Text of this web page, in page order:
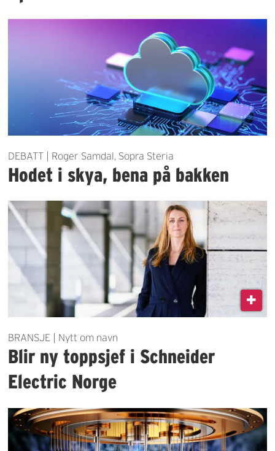
DEBATT | Roger Samdal, Sopra Steria
Hodet i skya, bena på bakken
BRANSJE | Nytt om navn
Blir ny toppsjef i Schneider
Electric Norge